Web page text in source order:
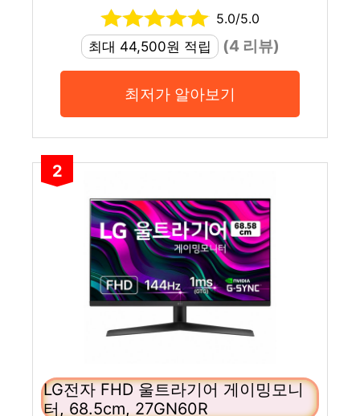
5.0/5.0
최대 44,500원 적립
(4 리뷰)
최저가 알아보기
2
LG전자 FHD 울트라기어 게이밍모니
터, 68.5cm, 27GN60R